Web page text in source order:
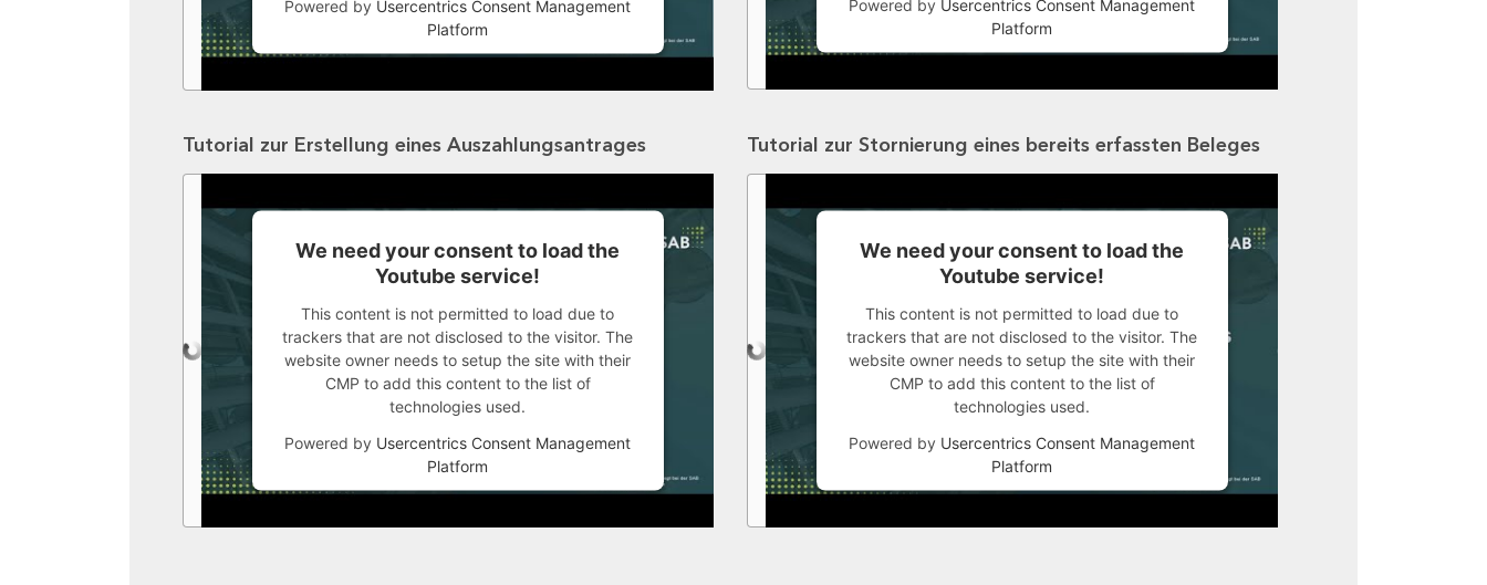
Powered by Usercentrics Consent Management
Platform
Powered by Usercentrics Consent Management
Platform
Tutorial zur Erstellung eines Auszahlungsantrages
We need your consent to load the
Youtube service!
This content is not permitted to load due to
trackers that are not disclosed to the visitor. The
website owner needs to setup the site with their
CMP to add this content to the list of
technologies used.
Powered by Usercentrics Consent Management
Platform
Tutorial zur Stornierung eines bereits erfassten Beleges
We need your consent to load the
Youtube service!
This content is not permitted to load due to
trackers that are not disclosed to the visitor. The
website owner needs to setup the site with their
CMP to add this content to the list of
technologies used.
Powered by Usercentrics Consent Management
Platform